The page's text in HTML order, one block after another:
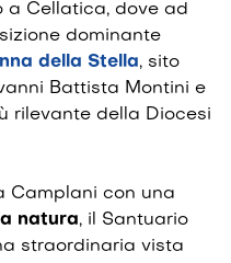
a Cellatica, dove ad
dominante
della Stella, sito
Battista Montini e
rilevante della Diocesi
Camplani con una
natura, il Santuario
straordinaria vista